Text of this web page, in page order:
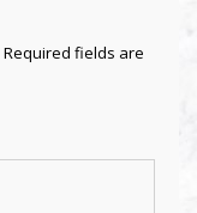
Required fields are